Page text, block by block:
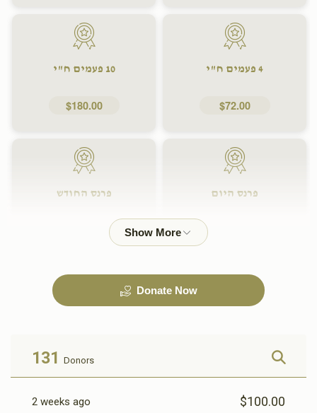
4 פעמים ח"י
$72.00
10 פעמים ח"י
$180.00
פרנס היום פרנס החודש
Donate Now
131 Donors
2 weeks ago $100.00